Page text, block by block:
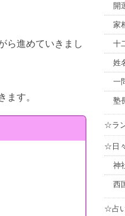
ら進めていきまし
ます。
開
家
十
姓
一
塾
☆ラ
☆日
神
西
☆占